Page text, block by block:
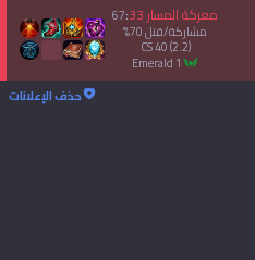
معركة المسار33
:
67
مشاركة/قتل70
%
CS40(2.2)
emerald 1
حذف الإعلانات